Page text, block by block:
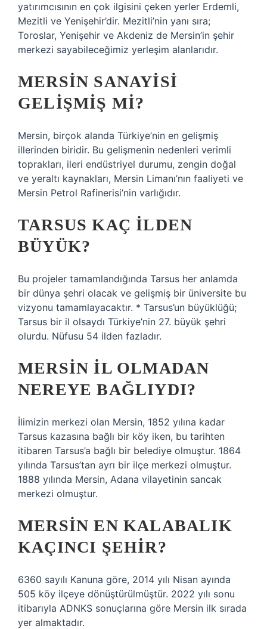
yatırımcısının en çok ilgisini çeken yerler Erdemli,
Mezitli ve Yenişehir’dir. Mezitli’nin yanı sıra;
Toroslar, Yenişehir ve Akdeniz de Mersin’in şehir
merkezi sayabileceğimiz yerleşim alanlarıdır.
MERSIN SANAYISI
GELIŞMIŞ MI?
Mersin, birçok alanda Türkiye’nin en gelişmiş
illerinden biridir. Bu gelişmenin nedenleri verimli
toprakları, ileri endüstriyel durumu, zengin doğal
ve yeraltı kaynakları, Mersin Limanı’nın faaliyeti ve
Mersin Petrol Rafinerisi’nin varlığıdır.
TARSUS KAÇ ILDEN
BÜYÜK?
Bu projeler tamamlandığında Tarsus her anlamda
bir dünya şehri olacak ve gelişmiş bir üniversite bu
vizyonu tamamlayacaktır. * Tarsus’un büyüklüğü;
Tarsus bir il olsaydı Türkiye’nin 27. büyük şehri
olurdu. Nüfusu 54 ilden fazladır.
MERSIN IL OLMADAN
NEREYE BAĞLIYDI?
İlimizin merkezi olan Mersin, 1852 yılına kadar
Tarsus kazasına bağlı bir köy iken, bu tarihten
itibaren Tarsus’a bağlı bir belediye olmuştur. 1864
yılında Tarsus’tan ayrı bir ilçe merkezi olmuştur.
1888 yılında Mersin, Adana vilayetinin sancak
merkezi olmuştur.
MERSIN EN KALABALIK
KAÇINCI ŞEHIR?
6360 sayılı Kanuna göre, 2014 yılı Nisan ayında
505 köy ilçeye dönüştürülmüştür. 2022 yılı sonu
itibarıyla ADNKS sonuçlarına göre Mersin ilk sırada
yer almaktadır.